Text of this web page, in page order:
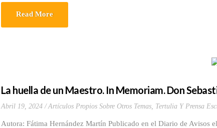
Read More
La huella de un Maestro. In Memoriam. Don
Abril 19, 2024 Artículos Propios Sobre Otros Temas, Tertulia Y Prensa
Autora: Fátima Hernández Martín Publicado en el Diario de Avisos